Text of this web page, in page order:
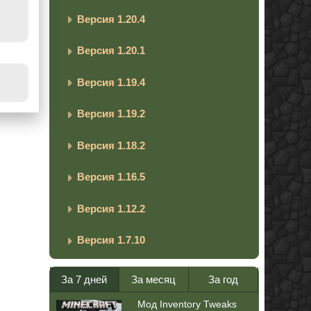
Версия 1.20.4
Версия 1.20.1
Версия 1.19.4
Версия 1.19.2
Версия 1.18.2
Версия 1.16.5
Версия 1.12.2
Версия 1.7.10
За 7 дней За месяц За год
Мод Inventory Tweaks